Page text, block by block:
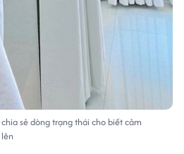
sẻ dòng trạng thái cho biết cảm